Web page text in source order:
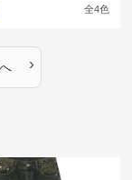
全4色
›